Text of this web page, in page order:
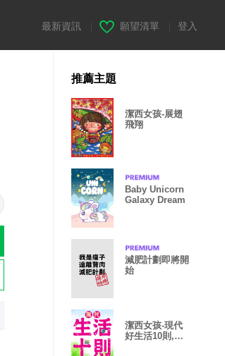
最新資訊 願望清單 登入
推薦主題
潔西女孩-展翅
飛翔
Baby Unicorn
Galaxy Dream
減肥計劃即將開
始
潔西女孩-現代
好生活10則,快